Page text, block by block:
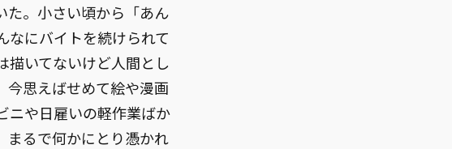
た。小さい頃から「あん
なにバイトを続けられて
描いてないけど人間とし
今思えばせめて絵や漫画
ニや日雇いの軽作業ばか
まるで何かにとり憑かれ